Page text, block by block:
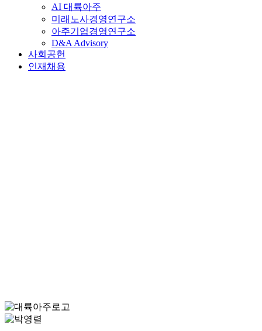
AI 대륙아주
미래노사경영연구소
아주기업경영연구소
D&A Advisory
사회공헌
인재채용